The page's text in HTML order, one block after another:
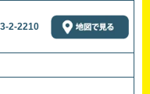
2-2210